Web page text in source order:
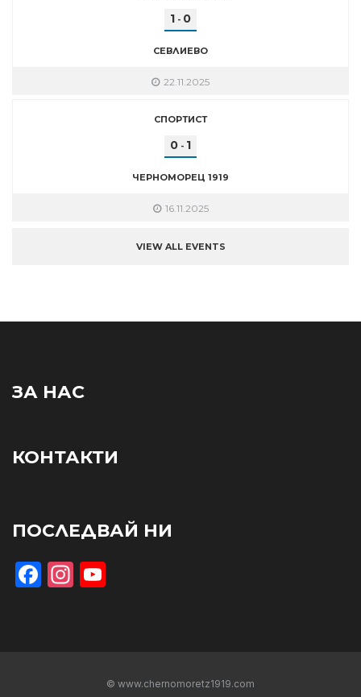
1 - 0
СЕВЛИЕВО
22.11.2025
СПОРТИСТ
0 - 1
ЧЕРНОМОРЕЦ 1919
16.11.2025
VIEW ALL EVENTS
ЗА НАС
КОНТАКТИ
ПОСЛЕДВАЙ НИ
Facebook
Instagram
© www.chernomoretz1919.com